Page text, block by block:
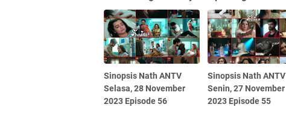
Sinopsis Nath ANTV
Selasa, 28 November
2023 Episode 56
Sinopsis Nath ANTV
Senin, 27 November
2023 Episode 55